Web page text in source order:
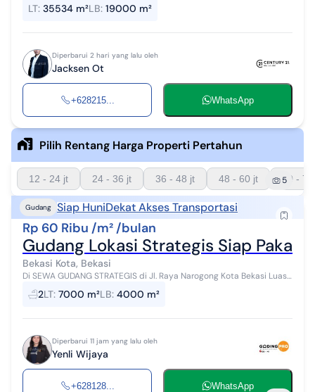
akses logistik terbaik, coc...
LT: 35534 m²LB: 19000 m²
Diperbarui 2 hari yang lalu oleh
Jacksen Ot
+628215... WhatsApp
Pilih Rentang Harga Properti Pertahun
12 - 24 jt 24 - 36 jt 36 - 48 jt 48 - 60 jt 60 -
5
Gudang Siap HuniDekat Akses Transportasi
Rp 60 Ribu /m² /bulan
Gudang Lokasi Strategis Siap Pakai
Bekasi Kota, Bekasi
Di SEWA GUDANG STRATEGIS di Jl. Raya Narogong Kota Bekasi Luas
tanah: 7000 m Luas Bengunan: 4000 m Status: SHM Tinggi Siling 9-
12 m Fasilitas: ...
2LT: 7000 m²LB: 4000 m²
Diperbarui 11 jam yang lalu oleh
Yenli Wijaya
+628128... WhatsApp